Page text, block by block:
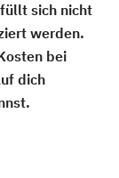
sich nicht
werden.
bei
dich